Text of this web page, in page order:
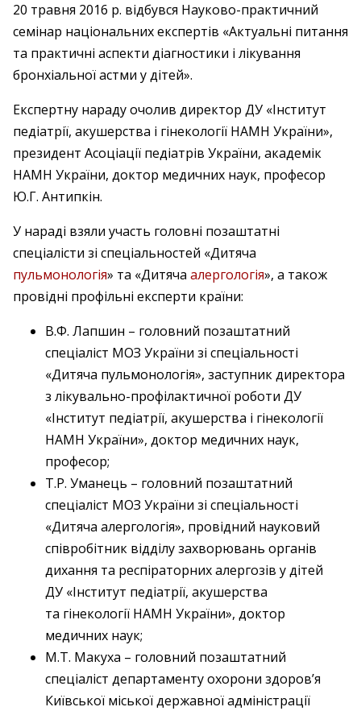
20 травня 2016 р. відбувся Науково-практичний
семінар національних експертів «Актуальні питання
та практичні аспекти діагностики і лікування
бронхіальної астми у дітей».
Експертну нараду очолив директор ДУ «Інститут
педіатрії, акушерства і гінекології НАМН України»,
президент Асоціації педіатрів України, академік
НАМН України, доктор медичних наук, професор
Ю.Г. Антипкін.
У нараді взяли участь головні позаштатні
спеціалісти зі спеціальностей «Дитяча
пульмонологія» та «Дитяча алергологія», а також
провідні профільні експерти країни:
В.Ф. Лапшин – головний позаштатний
спеціаліст МОЗ України зі спеціальності
«Дитяча пульмонологія», заступник директора
з лікувально-профілактичної роботи ДУ
«Інститут педіатрії, акушерства і гінекології
НАМН України», доктор медичних наук,
професор;
Т.Р. Уманець – головний позаштатний
спеціаліст МОЗ України зі спеціальності
«Дитяча алергологія», провідний науковий
співробітник відділу захворювань органів
дихання та респіраторних алергозів у дітей
ДУ «Інститут педіатрії, акушерства
та гінекології НАМН України», доктор
медичних наук;
М.Т. Макуха – головний позаштатний
спеціаліст департаменту охорони здоров’я
Київської міської державної адміністрації